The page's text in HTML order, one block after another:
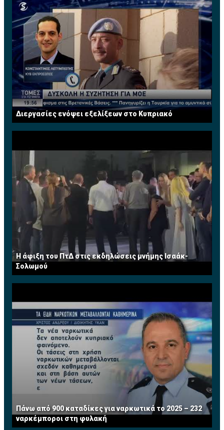
μετέπειτα ως Διευθυντής Χαρτοφυλακίου στο Τμήμα
Τραπεζικών Εργασιών. Από το 2008 μέχρι και την
εθελούσια αποχώρησή της από την τράπεζα τον Ιούλιο
του 2013 κατείχε την θέση του Ανώτερου Διευθυντή
και ηγείτο της Διεύθυνσης Τραπεζικών Εργασιών
Μεγάλων Επιχειρήσεων. Διαθέτει πέραν των 25
χρόνων πολύπλευρης εμπειρίας σε τραπεζικά θέματα.
Τώρα ασκεί το επάγγελμα του Συμβούλου
Επιχειρήσεων σε χρηματοοικονομικά θέματα. Έχει
διατελέσει μέλος του Συμβουλίου του Institute of
Financial Services (IFS) Κύπρου.
Διεργασίες ενόψει εξελίξεων στο Κυπριακό
Η άφιξη του ΠτΔ στις εκδηλώσεις μνήμης Ισαάκ-
Σολωμού
Πάνω από 900 καταδίκες για ναρκωτικά το 2025 – 232
ναρκέμποροι στη φυλακή